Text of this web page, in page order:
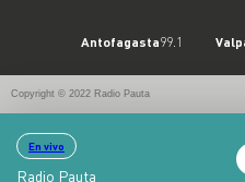
En vivo
Radio Pauta
Antofagasta99.1
Copyright © 2022 Radio Pauta